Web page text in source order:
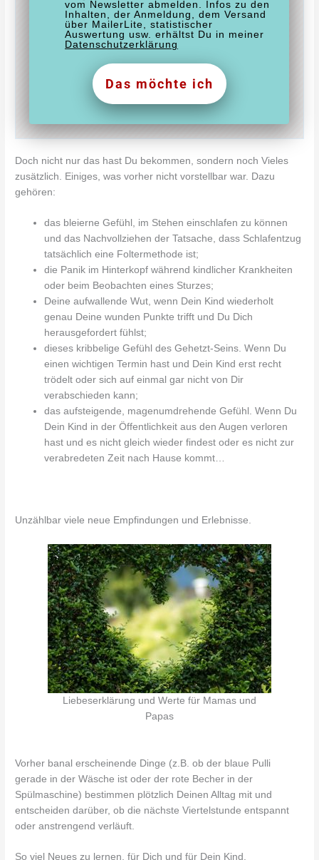
vom Newsletter abmelden. Infos zu den
Inhalten, der Anmeldung, dem Versand
über MailerLite, statistischer
Auswertung usw. erhältst Du in meiner
Datenschutzerklärung
Das möchte ich
Doch nicht nur das hast Du bekommen, sondern noch Vieles
zusätzlich. Einiges, was vorher nicht vorstellbar war. Dazu
gehören:
das bleierne Gefühl, im Stehen einschlafen zu können
und das Nachvollziehen der Tatsache, dass Schlafentzug
tatsächlich eine Foltermethode ist;
die Panik im Hinterkopf während kindlicher Krankheiten
oder beim Beobachten eines Sturzes;
Deine aufwallende Wut, wenn Dein Kind wiederholt
genau Deine wunden Punkte trifft und Du Dich
herausgefordert fühlst;
dieses kribbelige Gefühl des Gehetzt-Seins. Wenn Du
einen wichtigen Termin hast und Dein Kind erst recht
trödelt oder sich auf einmal gar nicht von Dir
verabschieden kann;
das aufsteigende, magenumdrehende Gefühl. Wenn Du
Dein Kind in der Öffentlichkeit aus den Augen verloren
hast und es nicht gleich wieder findest oder es nicht zur
verabredeten Zeit nach Hause kommt…
Unzählbar viele neue Empfindungen und Erlebnisse.
Liebeserklärung und Werte für Mamas und
Papas
Vorher banal erscheinende Dinge (z.B. ob der blaue Pulli
gerade in der Wäsche ist oder der rote Becher in der
Spülmaschine) bestimmen plötzlich Deinen Alltag mit und
entscheiden darüber, ob die nächste Viertelstunde entspannt
oder anstrengend verläuft.
So viel Neues zu lernen, für Dich und für Dein Kind.